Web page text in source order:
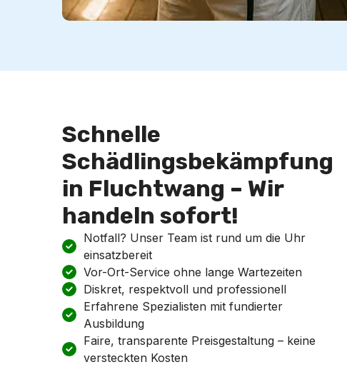
Schnelle
Schädlingsbekämpfung
in Fluchtwang – Wir
handeln sofort!
Notfall? Unser Team ist rund um die Uhr
einsatzbereit
Vor-Ort-Service ohne lange Wartezeiten
Diskret, respektvoll und professionell
Erfahrene Spezialisten mit fundierter
Ausbildung
Faire, transparente Preisgestaltung – keine
versteckten Kosten